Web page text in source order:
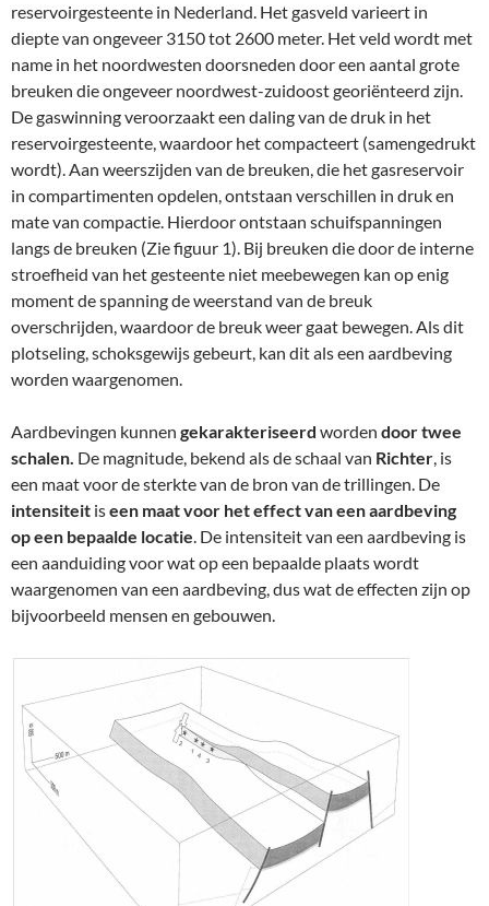
reservoirgesteente in Nederland. Het gasveld varieert in
diepte van ongeveer 3150 tot 2600 meter. Het veld wordt met
name in het noordwesten doorsneden door een aantal grote
breuken die ongeveer noordwest-zuidoost georiënteerd zijn.
De gaswinning veroorzaakt een daling van de druk in het
reservoirgesteente, waardoor het compacteert (samengedrukt
wordt). Aan weerszijden van de breuken, die het gasreservoir
in compartimenten opdelen, ontstaan verschillen in druk en
mate van compactie. Hierdoor ontstaan schuifspanningen
langs de breuken (Zie figuur 1). Bij breuken die door de interne
stroefheid van het gesteente niet meebewegen kan op enig
moment de spanning de weerstand van de breuk
overschrijden, waardoor de breuk weer gaat bewegen. Als dit
plotseling, schoksgewijs gebeurt, kan dit als een aardbeving
worden waargenomen.
Aardbevingen kunnen gekarakteriseerd worden door twee
schalen. De magnitude, bekend als de schaal van Richter, is
een maat voor de sterkte van de bron van de trillingen. De
intensiteit iseen maat voor het effect van een aardbeving
op een bepaalde locatie. De intensiteit van een aardbeving is
een aanduiding voor wat op een bepaalde plaats wordt
waargenomen van een aardbeving, dus wat de effecten zijn op
bijvoorbeeld mensen en gebouwen.